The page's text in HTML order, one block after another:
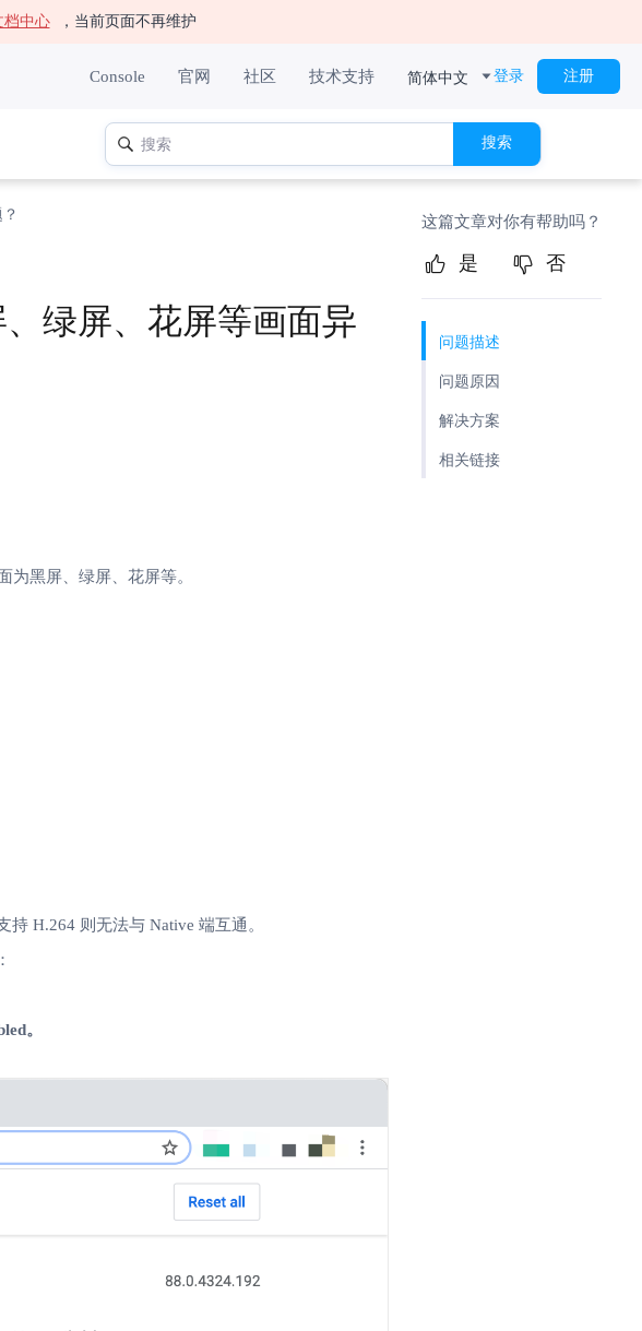
档中心 ，当前页面不再维护
Console 官网 社区 技术支持 简体中文 登录 注册
搜索
绿屏、花屏等画面异
问题描述
问题原因
解决方案
相关链接
为黑屏、绿屏、花屏等。
H.264 则无法与 Native 端互通。
。
这篇文章对你有帮助吗？
是 否